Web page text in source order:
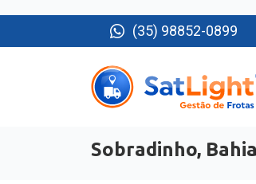
(35) 98852-0899
Sobradinho, Bahia